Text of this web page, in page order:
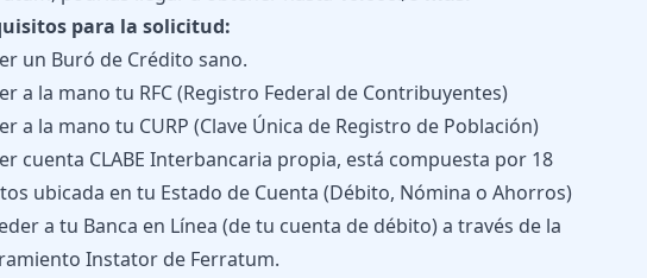
para la solicitud:
un Buró de Crédito sano.
a la mano tu RFC (Registro Federal de Contribuyentes)
a la mano tu CURP (Clave Única de Registro de Población)
cuenta CLABE Interbancaria propia, está compuesta por 18
ubicada en tu Estado de Cuenta (Débito, Nómina o Ahorros)
a tu Banca en Línea (de tu cuenta de débito) a través de la
Instator de Ferratum.